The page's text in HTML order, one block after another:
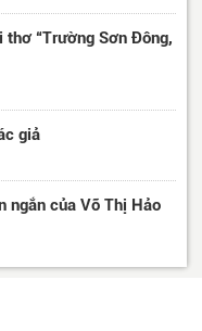
thơ “Trường Sơn Đông,
giả
ngắn của Võ Thị Hảo